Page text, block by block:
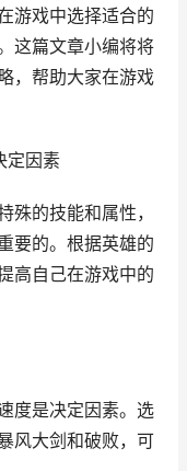
游戏中选择适合的
这篇文章小编将将
，帮助大家在游戏
定因素
殊的技能和属性，
要的。根据英雄的
高自己在游戏中的
度是决定因素。选
风大剑和破败，可